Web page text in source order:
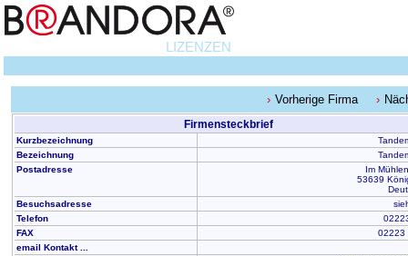
LIZENZEN
Vorherige Firma
Firmensteckbrief
Kurzbezeichnung
Bezeichnung
Postadresse
Im
53639
Besuchsadresse
Telefon
FAX
02223
email Kontakt ...